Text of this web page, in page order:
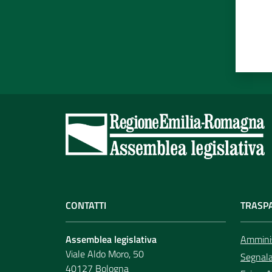
CONTATTI
Assemblea legislativa
Viale Aldo Moro, 50
40127 Bologna